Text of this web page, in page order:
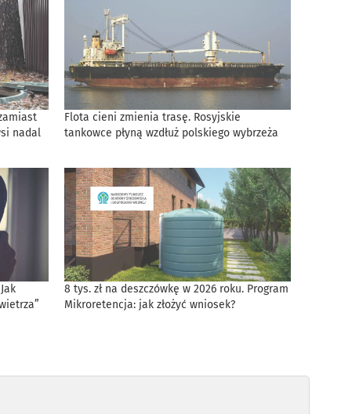
nadal
Flota cieni zmienia trasę. Rosyjskie
tankowce płyną wzdłuż polskiego wybrzeża
8 tys. zł na deszczówkę w 2026 roku. Program
Mikroretencja: jak złożyć wniosek?